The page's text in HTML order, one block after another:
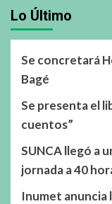
Lo Último
Se concretará
Bagé
Se presenta el
cuentos”
SUNCA llegó a
jornada a 40
Inumet anuncia